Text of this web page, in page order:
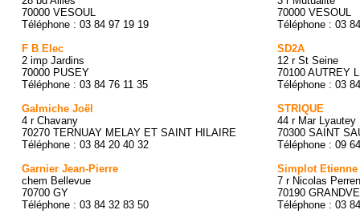
70000 VESOUL
Téléphone : 03 84 97 19 19
F B Elec
2 imp Jardins
70000 PUSEY
Téléphone : 03 84 76 11 35
Galmiche Joël
4 r Chavany
70270 TERNUAY MELAY ET SAINT HILAIRE
Téléphone : 03 84 20 40 32
Garnier Jean-Pierre
chem Bellevue
70700 GY
Téléphone : 03 84 32 83 50
70000 VESOUL
Téléphone : 03
SD2A
12 r St Seine
70100 AUTREY
Téléphone : 03
STRIQUE
44 r Mar Lyautey
70300 SAINT
Téléphone : 09
Simplot Etienne
7 r Nicolas
70190
Téléphone : 03